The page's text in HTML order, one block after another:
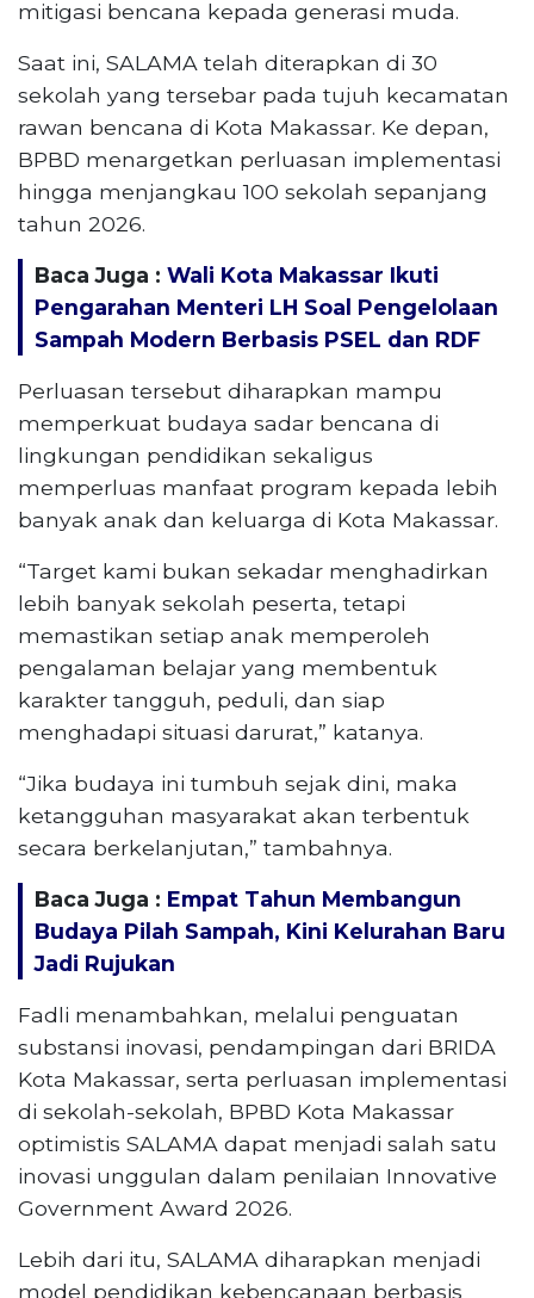
mitigasi bencana kepada generasi muda.
Saat ini, SALAMA telah diterapkan di 30
sekolah yang tersebar pada tujuh kecamatan
rawan bencana di Kota Makassar. Ke depan,
BPBD menargetkan perluasan implementasi
hingga menjangkau 100 sekolah sepanjang
tahun 2026.
Baca Juga : Wali Kota Makassar Ikuti
Pengarahan Menteri LH Soal Pengelolaan
Sampah Modern Berbasis PSEL dan RDF
Perluasan tersebut diharapkan mampu
memperkuat budaya sadar bencana di
lingkungan pendidikan sekaligus
memperluas manfaat program kepada lebih
banyak anak dan keluarga di Kota Makassar.
“Target kami bukan sekadar menghadirkan
lebih banyak sekolah peserta, tetapi
memastikan setiap anak memperoleh
pengalaman belajar yang membentuk
karakter tangguh, peduli, dan siap
menghadapi situasi darurat,” katanya.
“Jika budaya ini tumbuh sejak dini, maka
ketangguhan masyarakat akan terbentuk
secara berkelanjutan,” tambahnya.
Baca Juga : Empat Tahun Membangun
Budaya Pilah Sampah, Kini Kelurahan Baru
Jadi Rujukan
Fadli menambahkan, melalui penguatan
substansi inovasi, pendampingan dari BRIDA
Kota Makassar, serta perluasan implementasi
di sekolah-sekolah, BPBD Kota Makassar
optimistis SALAMA dapat menjadi salah satu
inovasi unggulan dalam penilaian Innovative
Government Award 2026.
Lebih dari itu, SALAMA diharapkan menjadi
model pendidikan kebencanaan berbasis